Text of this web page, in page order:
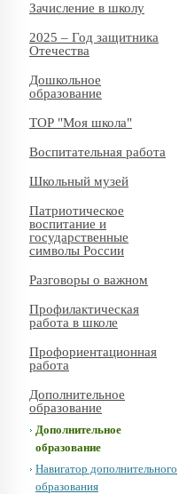
Зачисление в школу
2025 – Год защитника
Отечества
Дошкольное
образование
ТОР "Моя школа"
Воспитательная работа
Школьный музей
Патриотическое
воспитание и
государственные
символы России
Разговоры о важном
Профилактическая
работа в школе
Профориентационная
работа
Дополнительное
образование
Дополнительное
образование
Навигатор дополнительного
образования